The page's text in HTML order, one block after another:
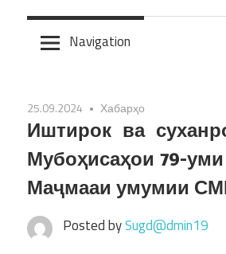
Navigation
25.09.2024 Хабарҳо
Иштирок ва
Мубоҳисаҳои 79-
Маҷмааи умумии
Posted bySugd@dmin19